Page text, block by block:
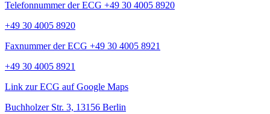
Telefonnummer der ECG +49 30 4005 8920
+49 30 4005 8920
Faxnummer der ECG +49 30 4005 8921
+49 30 4005 8921
Link zur ECG auf Google Maps
Buchholzer Str. 3, 13156 Berlin